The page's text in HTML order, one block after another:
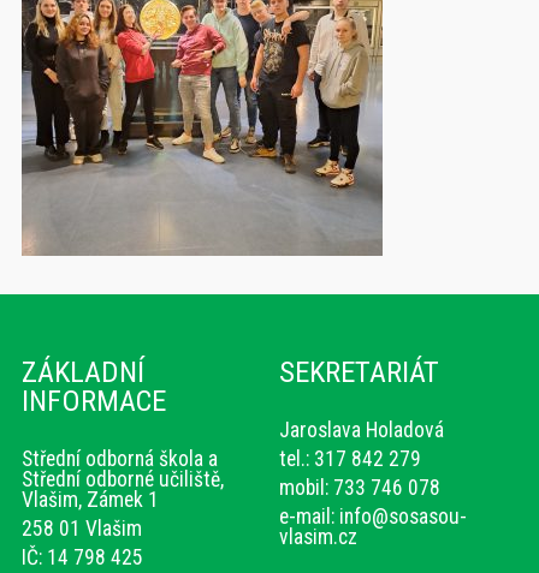
ZÁKLADNÍ
INFORMACE
Střední odborná škola a
Střední odborné učiliště,
Vlašim, Zámek 1
258 01 Vlašim
IČ: 14 798 425
SEKRETARIÁT
Jaroslava Holadová
tel.: 317 842 279
mobil: 733 746 078
e-mail: info@sosasou-
vlasim.cz